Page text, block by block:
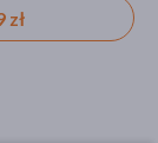
zł
zł